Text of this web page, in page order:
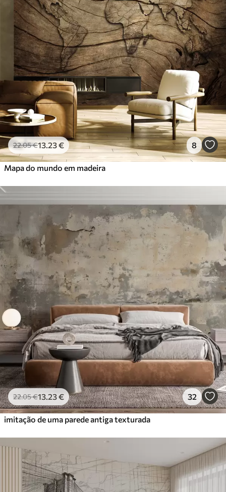
22.05€13 .23€ 8
Mapa do mundo em madeira
22.05€13 .23€ 32
imitação de uma parede antiga texturada